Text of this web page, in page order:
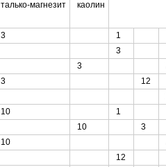
талько-магнезит каолин
3 1
3
3
3 12
10 1
10 3
10
12